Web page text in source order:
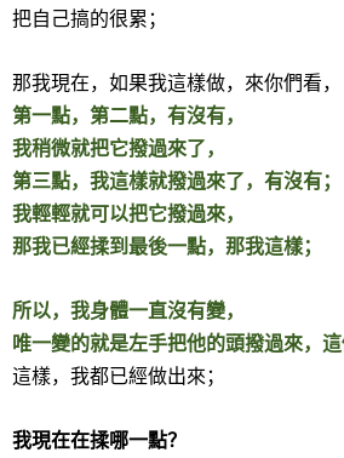
把自己搞的很累；
那我現在，如果我這樣做，來你們看，
第一點，第二點，有沒有，
我稍微就把它撥過來了，
第三點，我這樣就撥過來了，有沒有；
我輕輕就可以把它撥過來，
那我已經揉到最後一點，那我這樣；
所以，我身體一直沒有變，
唯一變的就是左手把他的頭撥過來，這
這樣，我都已經做出來；
我現在在揉哪一點？